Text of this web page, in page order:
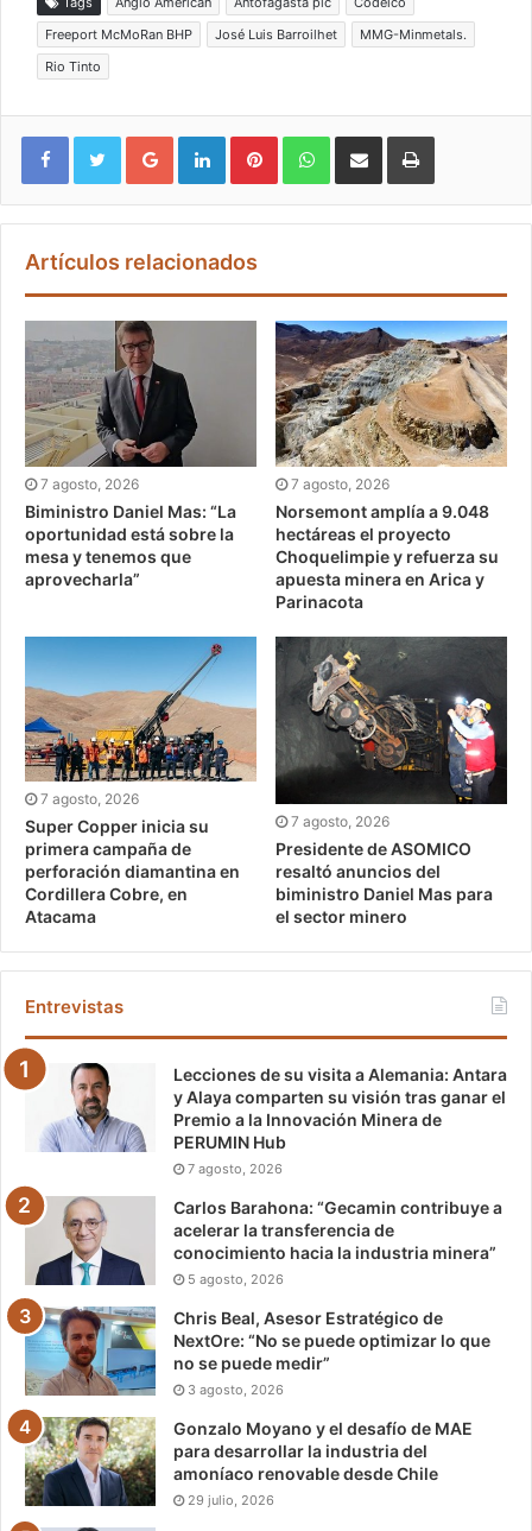
Freeport McMoRan BHP
José Luis Barroilhet
MMG-Minmetals.
Rio Tinto
Google+ LinkedIn Pinterest WhatsApp
Artículos relacionados
7 agosto, 2026
Biministro Daniel Mas: “La
oportunidad está sobre la
mesa y tenemos que
aprovecharla”
7 agosto, 2026
Norsemont amplía a 9.048
hectáreas el proyecto
Choquelimpie y refuerza su
apuesta minera en Arica y
Parinacota
7 agosto, 2026
Super Copper inicia su
primera campaña de
perforación diamantina en
Cordillera Cobre, en
Atacama
7 agosto, 2026
Presidente de ASOMICO
resaltó anuncios del
biministro Daniel Mas para
el sector minero
Entrevistas
Lecciones de su visita a Alemania: Antara
y Alaya comparten su visión tras ganar el
Premio a la Innovación Minera de
PERUMIN Hub
7 agosto, 2026
Carlos Barahona: “Gecamin contribuye a
acelerar la transferencia de
conocimiento hacia la industria minera”
5 agosto, 2026
Chris Beal, Asesor Estratégico de
NextOre: “No se puede optimizar lo que
no se puede medir”
3 agosto, 2026
Gonzalo Moyano y el desafío de MAE
para desarrollar la industria del
amoníaco renovable desde Chile
29 julio, 2026